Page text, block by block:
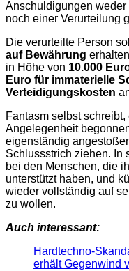
Anschuldigungen
noch einer Verurteilung
Die verurteilte Person
auf Bewährung
in Höhe von 10.000
Euro für immaterielle
Verteidigungskosten
Fantasm selbst
Angelegenheit
eigenständig
Schlussstrich ziehen. In
bei den Menschen, die
unterstützt haben, und
wieder vollständig auf
zu wollen.
Auch interessant:
Hardtechno-
erhält Gegenwind